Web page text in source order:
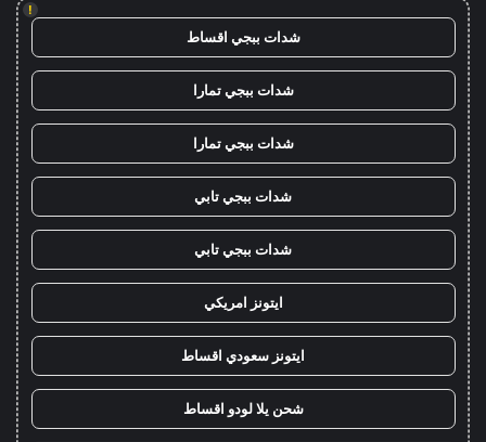
!
شدات ببجي اقساط
شدات ببجي تمارا
شدات ببجي تمارا
شدات ببجي تابي
شدات ببجي تابي
ايتونز امريكي
ايتونز سعودي اقساط
شحن يلا لودو اقساط